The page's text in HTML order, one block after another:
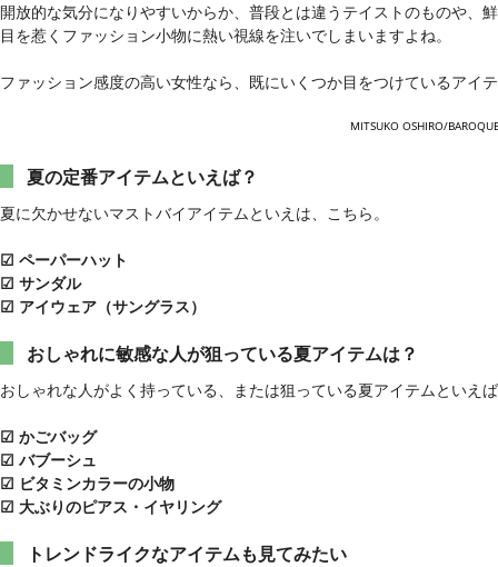
開放的な気分になりやすいからか、普段とは違うテイストのものや、
目を惹くファッション小物に熱い視線を注いでしまいますよね。
ファッション感度の高い女性なら、既にいくつか目をつけているアイ
MITSUKO OSHIRO/
夏の定番アイテムといえば？
夏に欠かせないマストバイアイテムといえは、こちら。
☑ ペーパーハット
☑ サンダル
☑ アイウェア（サングラス）
おしゃれに敏感な人が狙っている夏アイテムは？
おしゃれな人がよく持っている、または狙っている夏アイテムといえ
☑ かごバッグ
☑ バブーシュ
☑ ビタミンカラーの小物
☑ 大ぶりのピアス・イヤリング
トレンドライクなアイテムも見てみたい